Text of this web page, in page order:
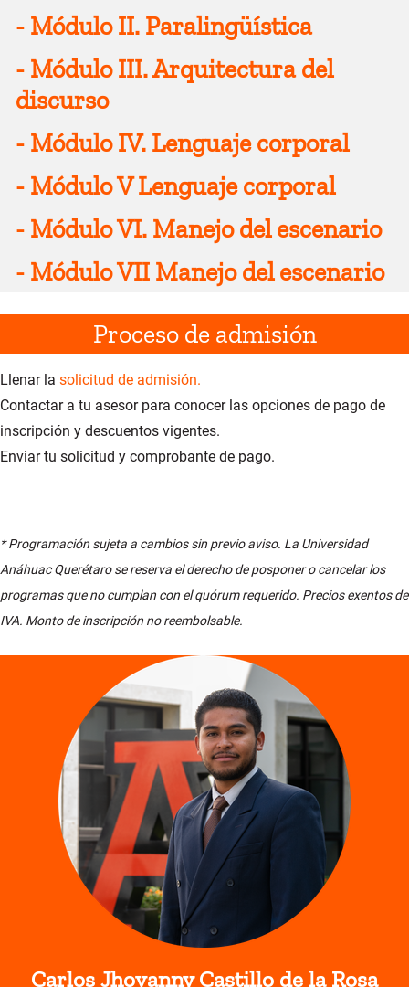
- Módulo II. Paralingüística
- Módulo III. Arquitectura del
discurso
- Módulo IV. Lenguaje corporal
- Módulo V Lenguaje corporal
- Módulo VI. Manejo del escenario
- Módulo VII Manejo del escenario
Proceso de admisión
Llenar la solicitud de admisión.
Contactar a tu asesor para conocer las opciones de pago de
inscripción y descuentos vigentes.
Enviar tu solicitud y comprobante de pago.
* Programación sujeta a cambios sin previo aviso. La Universidad
Anáhuac Querétaro se reserva el derecho de posponer o cancelar los
programas que no cumplan con el quórum requerido. Precios exentos de
IVA. Monto de inscripción no reembolsable.
Carlos Jhovanny Castillo de la Rosa